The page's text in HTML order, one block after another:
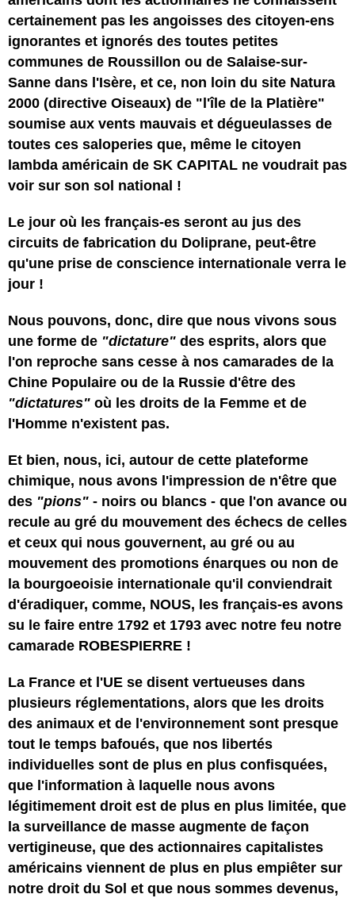
certainement pas les angoisses des citoyen-ens
ignorantes et ignorés des toutes petites
communes de Roussillon ou de Salaise-sur-
Sanne dans l'Isère, et ce, non loin du site Natura
2000 (directive Oiseaux) de "l'île de la Platière"
soumise aux vents mauvais et dégueulasses de
toutes ces saloperies que, même le citoyen
lambda américain de SK CAPITAL ne voudrait pas
voir sur son sol national !
Le jour où les français-es seront au jus des
circuits de fabrication du Doliprane, peut-être
qu'une prise de conscience internationale verra le
jour !
Nous pouvons, donc, dire que nous vivons sous
une forme de "dictature" des esprits, alors que
l'on reproche sans cesse à nos camarades de la
Chine Populaire ou de la Russie d'être des
"dictatures" où les droits de la Femme et de
l'Homme n'existent pas.
Et bien, nous, ici, autour de cette plateforme
chimique, nous avons l'impression de n'être que
des "pions" - noirs ou blancs - que l'on avance ou
recule au gré du mouvement des échecs de celles
et ceux qui nous gouvernent, au gré ou au
mouvement des promotions énarques ou non de
la bourgoeoisie internationale qu'il conviendrait
d'éradiquer, comme, NOUS, les français-es avons
su le faire entre 1792 et 1793 avec notre feu notre
camarade ROBESPIERRE !
La France et l'UE se disent vertueuses dans
plusieurs réglementations, alors que les droits
des animaux et de l'environnement sont presque
tout le temps bafoués, que nos libertés
individuelles sont de plus en plus confisquées,
que l'information à laquelle nous avons
légitimement droit est de plus en plus limitée, que
la surveillance de masse augmente de façon
vertigineuse, que des actionnaires capitalistes
américains viennent de plus en plus empiêter sur
notre droit du Sol et que nous sommes devenus,